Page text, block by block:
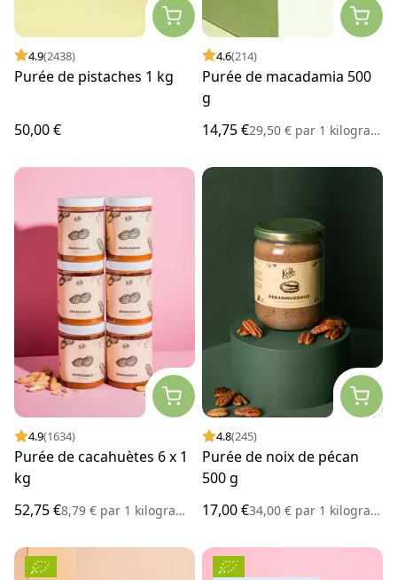
4.9(2438)
Purée de pistaches 1 kg
50,00 €
4.6(214)
Purée de macadamia 500
g
14,75 €29,50 € par 1 kilogramme
4.9(1634)
Purée de cacahuètes 6 x 1
kg
52,75 €8,79 € par 1 kilogramme
4.8(245)
Purée de noix de pécan
500 g
17,00 €34,00 € par 1 kilogramme